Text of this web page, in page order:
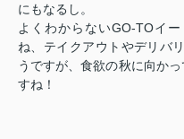
にもなるし。
よくわからないGO-TOイ
ね、テイクアウトやデリバ
うですが、食欲の秋に向か
すね！